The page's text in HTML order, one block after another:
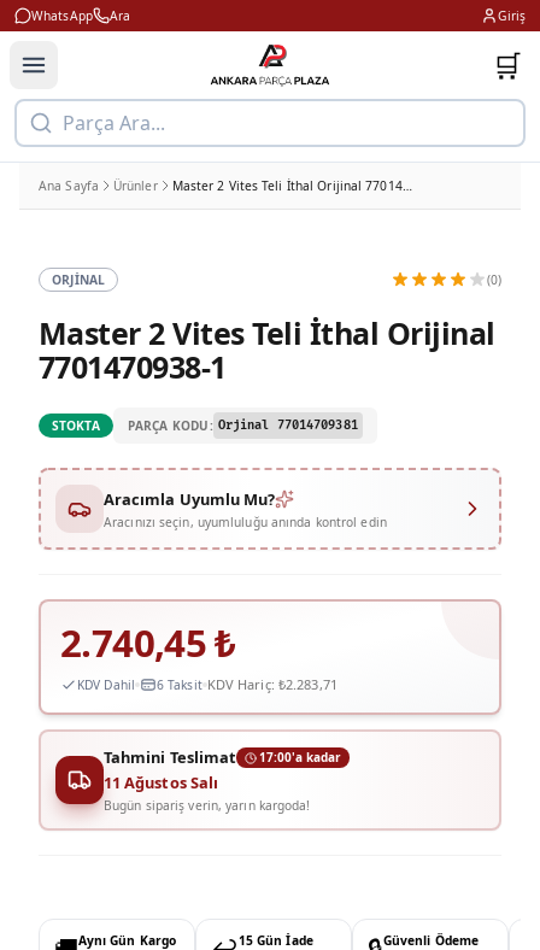
WhatsApp Ara Giriş
🛒
Parça Ara...
Ana Sayfa Ürünler Master 2 Vites Teli İthal Orijinal 7701470938-1
ORJINAL (0)
Master 2 Vites Teli İthal Orijinal
7701470938-1
STOKTA PARÇA KODU: Orjinal 77014709381
Aracımla Uyumlu Mu?
Aracınızı seçin, uyumluluğu anında kontrol edin
2.740,45₺
KDV Dahil 6 Taksit KDV Hariç: ₺2.283,71
Tahmini Teslimat 17:00'a kadar
11 Ağustos Salı
Bugün sipariş verin, yarın kargoda!
Aynı Gün Kargo
15 Gün İade
Güvenli Ödeme